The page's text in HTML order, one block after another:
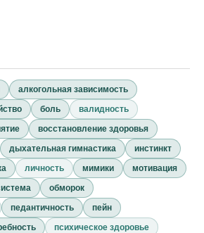
алкогольная зависимость
боль
валидность
восстановление здоровья
дыхательная гимнастика
инстинкт
личность мимики
мотивация
обморок
педантичность
пейн
психическое здоровье